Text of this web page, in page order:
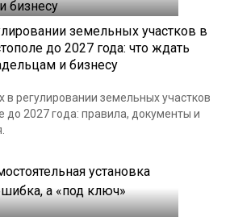
земельных участков в
до 2027 года: что ждать
и бизнесу
в регулировании земельных участков
до 2027 года: правила, документы и